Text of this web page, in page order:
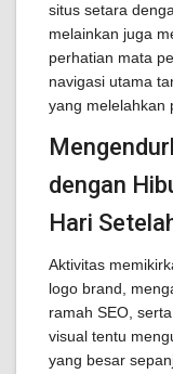
situs setara
melainkan juga
perhatian mata
navigasi utama
yang melelahkan
dengan
Hari
Aktivitas
logo brand,
ramah SEO,
visual tentu
yang besar